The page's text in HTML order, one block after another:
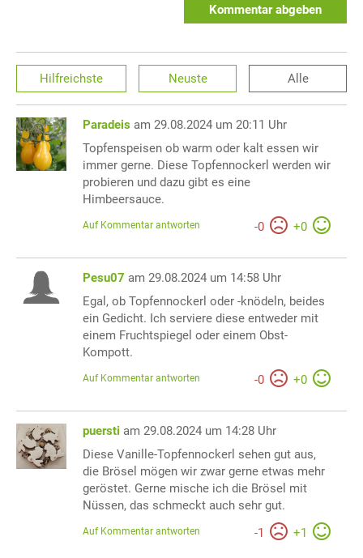
Kommentar abgeben
Hilfreichste Neuste Alle
Paradeis am 29.08.2024 um 20:11 Uhr
Topfenspeisen ob warm oder kalt essen wir
immer gerne. Diese Topfennockerl werden wir
probieren und dazu gibt es eine
Himbeersauce.
-0 +0
Auf Kommentar antworten
Pesu07 am 29.08.2024 um 14:58 Uhr
Egal, ob Topfennockerl oder -knödeln, beides
ein Gedicht. Ich serviere diese entweder mit
einem Fruchtspiegel oder einem Obst-
Kompott.
-0 +0
Auf Kommentar antworten
puersti am 29.08.2024 um 14:28 Uhr
Diese Vanille-Topfennockerl sehen gut aus,
die Brösel mögen wir zwar gerne etwas mehr
geröstet. Gerne mische ich die Brösel mit
Nüssen, das schmeckt auch sehr gut.
-1 +1
Auf Kommentar antworten